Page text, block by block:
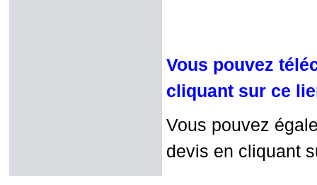
Vous pouvez
cliquant sur ce
Vous pouvez
devis en cliquant